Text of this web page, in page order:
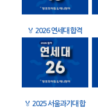
🏅 2026 연세대 합격
🏅 2025 서울과기대 합